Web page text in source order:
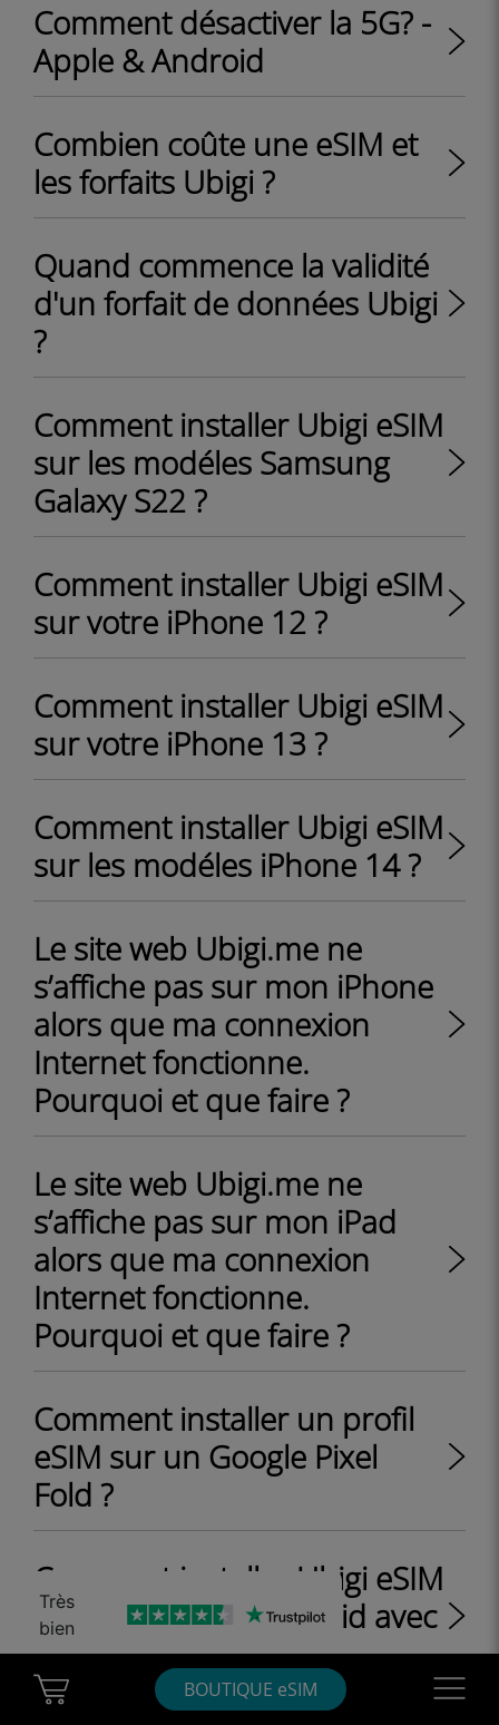
Cart Ubigi BOUTIQUE eSIM
Comment désactiver la 5G? -
Apple & Android
Combien coûte une eSIM et
les forfaits Ubigi ?
Quand commence la validité
d'un forfait de données Ubigi
?
Comment installer Ubigi eSIM
sur les modéles Samsung
Galaxy S22 ?
Comment installer Ubigi eSIM
sur votre iPhone 12 ?
Comment installer Ubigi eSIM
sur votre iPhone 13 ?
Comment installer Ubigi eSIM
sur les modéles iPhone 14 ?
Le site web Ubigi.me ne
s’affiche pas sur mon iPhone
alors que ma connexion
Internet fonctionne.
Pourquoi et que faire ?
Le site web Ubigi.me ne
s’affiche pas sur mon iPad
alors que ma connexion
Internet fonctionne.
Pourquoi et que faire ?
Comment installer un profil
eSIM sur un Google Pixel
Fold ?
Comment installer Ubigi eSIM
sur un appareil Android avec
un QR Code ?
Très
bien